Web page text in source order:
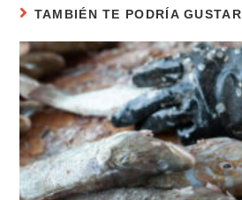
TAMBIÉN TE PODRÍA GUSTAR